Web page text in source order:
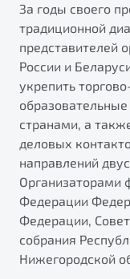
Универсальный
от 2 499 990 ₽*
Обзор В
Тест-драйв
Автокредит
Преимущества
Запись на
Калькулятор
Клиентская
За годы своего
традиционной
представителей
России и
укрепить
странами, а
деловых
направлений
Организаторами
Федерации
Федерации,
собрания
Нижегородской